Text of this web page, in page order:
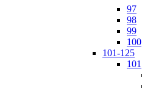
97
98
99
100
101-125
101